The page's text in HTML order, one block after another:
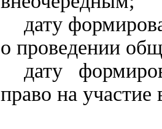
дату
о проведении
дату
право на